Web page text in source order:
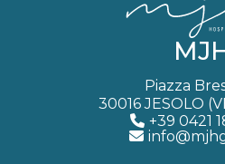
Piazza
30016 JESOLO
+39 0421